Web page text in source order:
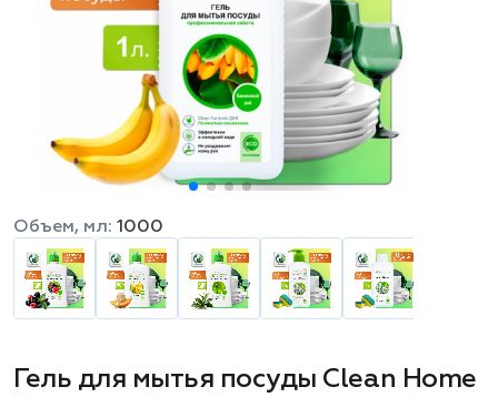
Гель для мытья посуды Clean Home
Объем, мл: 1000